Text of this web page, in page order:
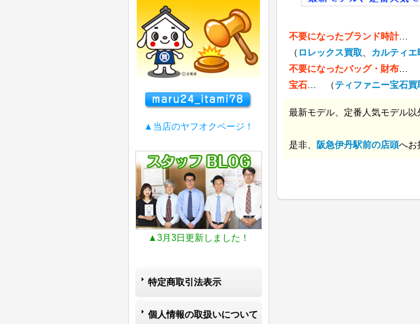
▲当店のヤフオクページ！
▲3月3日更新しました！
特定商取引法表示
個人情報の取扱いについて
不要になったブランド時計…
（ ロレックス買取、 カルティエ
不要になったバッグ・財布…
宝石… （ティファニー宝石買
最新モデル、定番人気モデル
是非、 阪急伊丹駅前の店頭へお